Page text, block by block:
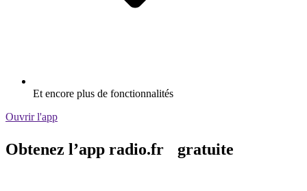
Et encore plus de fonctionnalités
Ouvrir l'app
Obtenez l’app radio.fr gratuite